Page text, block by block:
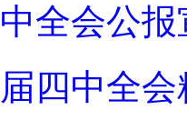
全会公
四中全